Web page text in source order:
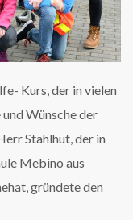
Kurs, der in vielen
Wünsche der
Stahlhut, der in
Mebino aus
gründete den